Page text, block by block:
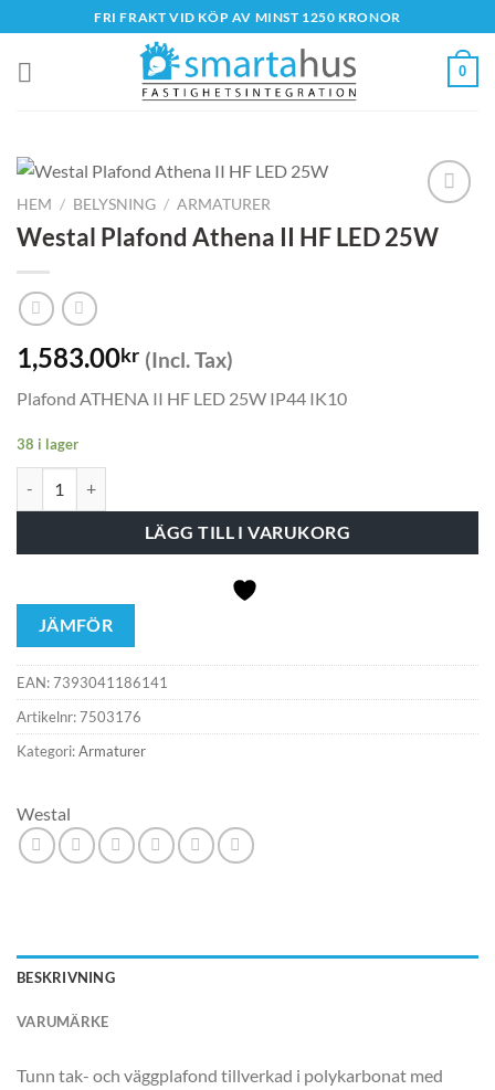
to
content
FRI FRAKT VID KÖP AV MINST 1250 KRONOR
0
HEM / BELYSNING / ARMATURER
Westal Plafond Athena II HF LED 25W
1,583.00kr (Incl. Tax)
Plafond ATHENA II HF LED 25W IP44 IK10
38 i lager
LÄGG TILL I VARUKORG
JÄMFÖR
EAN:7393041186141
Artikelnr:7503176
Kategori:Armaturer
Westal
BESKRIVNING
VARUMÄRKE
Tunn tak- och väggplafond tillverkad i polykarbonat med